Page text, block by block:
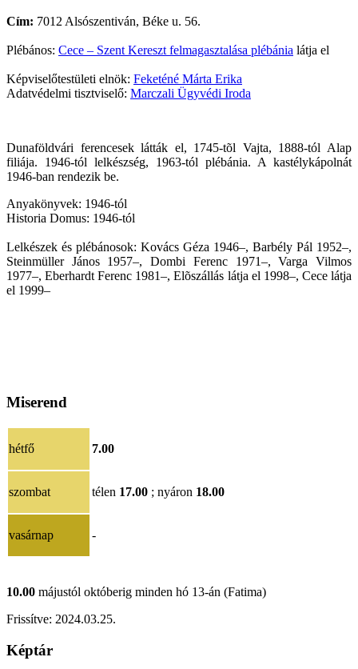
Cím: 7012 Alsószentiván, Béke u. 56.
Plébános: Cece – Szent Kereszt felmagasztalása plébánia látja el
Képviselőtestületi elnök: Feketéné Márta Erika
Adatvédelmi tisztviselő: Marczali Ügyvédi Iroda
Dunaföldvári ferencesek látták el, 1745-tõl Vajta, 1888-tól Alap
filiája. 1946-tól lelkészség, 1963-tól plébánia. A kastélykápolnát
1946-ban rendezik be.
Anyakönyvek: 1946-tól
Historia Domus: 1946-tól
Lelkészek és plébánosok: Kovács Géza 1946–, Barbély Pál 1952–,
Steinmüller János 1957–, Dombi Ferenc 1971–, Varga Vilmos
1977–, Eberhardt Ferenc 1981–, Elõszállás látja el 1998–, Cece látja
el 1999–
Miserend
hétfő 7.00
szombat télen 17.00 ; nyáron 18.00
vasárnap -
10.00 májustól októberig minden hó 13-án (Fatima)
Frissítve: 2024.03.25.
Képtár